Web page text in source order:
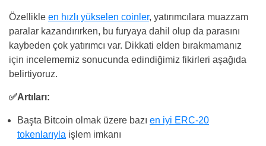
Özellikle en hızlı yükselen coinler, yatırımcılara muazzam
paralar kazandırırken, bu furyaya dahil olup da parasını
kaybeden çok yatırımcı var. Dikkati elden bırakmamanız
için incelememiz sonucunda edindiğimiz fikirleri aşağıda
belirtiyoruz.
✅Artıları:
Başta Bitcoin olmak üzere bazı en iyi ERC-20
tokenlarıyla işlem imkanı